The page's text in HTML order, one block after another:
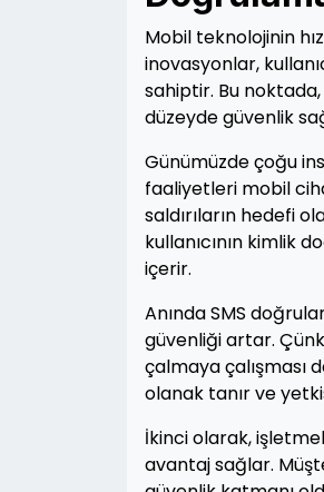
Mobil teknolojinin
inovasyonlar,
sahiptir. Bu
düzeyde güvenlik
Günümüzde çoğu
faaliyetleri mobil
saldırıların hedefi
kullanıcının kimlik
içerir.
Anında SMS
güvenliği artar.
çalmaya çalışması
olanak tanır ve
İkinci olarak,
avantaj sağlar.